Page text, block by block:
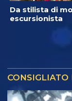
Da stilista di
escursionista
CONSIGLIATO